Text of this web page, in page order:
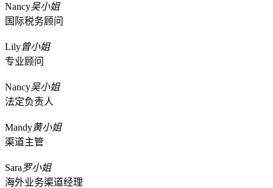
Nancy吴小姐
国际税务顾问
Lily曾小姐
专业顾问
Nancy吴小姐
法定负责人
Mandy黄小姐
渠道主管
Sara罗小姐
海外业务渠道经理